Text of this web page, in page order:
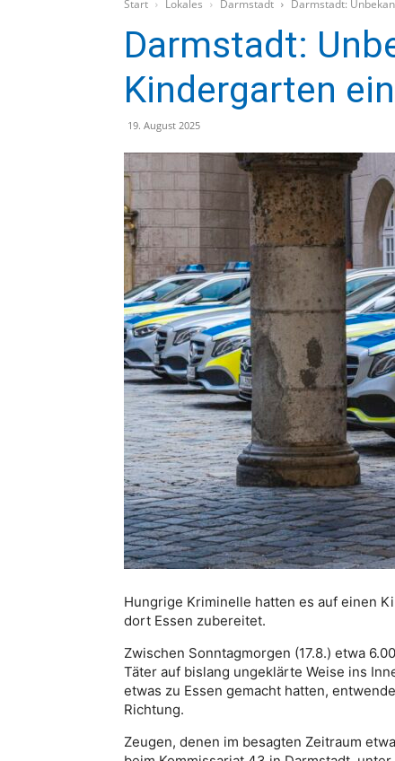
Start Lokales Darmstadt Darmstadt:
Darmstadt:
Kindergarten
19. August 2025
Hungrige Kriminelle hatten es auf einen
dort Essen zubereitet.
Zwischen Sonntagmorgen (17.8.) etwa
Täter auf bislang ungeklärte Weise ins
etwas zu Essen gemacht hatten,
Richtung.
Zeugen, denen im besagten Zeitraum